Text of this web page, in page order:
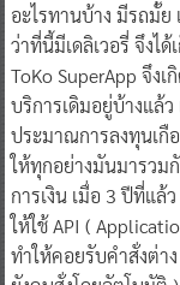
อะไรทานบ้าง มีรถมั้ย
ว่าที่นี้มีเดลิเวอรี่ จึงไ
ToKo SuperApp จึง
บริการเดิมอยู่บ้างแล้
ประมาณการลงทุนเกื
ให้ทุกอย่างมันมารวม
การเงิน เมื่อ 3 ปีที่แ
ให้ใช้ API (
ทำให้คอยรับคำสั่งต่า